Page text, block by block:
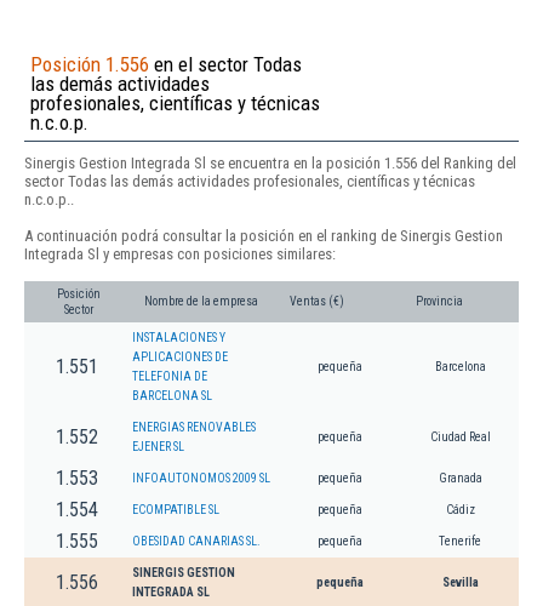
Posición 1.556 en el sector Todas
las demás actividades
profesionales, científicas y técnicas
n.c.o.p.
Sinergis Gestion Integrada Sl se encuentra en la posición 1.556 del Ranking del
sector Todas las demás actividades profesionales, científicas y técnicas
n.c.o.p..
A continuación podrá consultar la posición en el ranking de Sinergis Gestion
Integrada Sl y empresas con posiciones similares:
Posición
Sector
Nombre de la empresa Ventas (€) Provincia
1.551
INSTALACIONES Y
APLICACIONES DE
TELEFONIA DE
BARCELONA SL
pequeña Barcelona
1.552
ENERGIAS RENOVABLES
EJENER SL
pequeña Ciudad Real
1.553 INFOAUTONOMOS 2009 SL pequeña Granada
1.554 ECOMPATIBLE SL pequeña Cádiz
1.555 OBESIDAD CANARIAS SL. pequeña Tenerife
1.556
SINERGIS GESTION
INTEGRADA SL
pequeña Sevilla